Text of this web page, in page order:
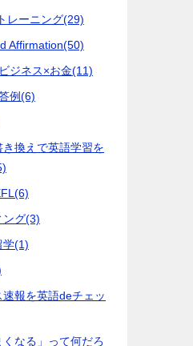
レーニング(29)
Affirmation(50)
ジネス×お金(11)
例(6)
換えで英語学習を
(6)
ング(3)
学(1)
報を英語deチェッ
くなる」って何だろ